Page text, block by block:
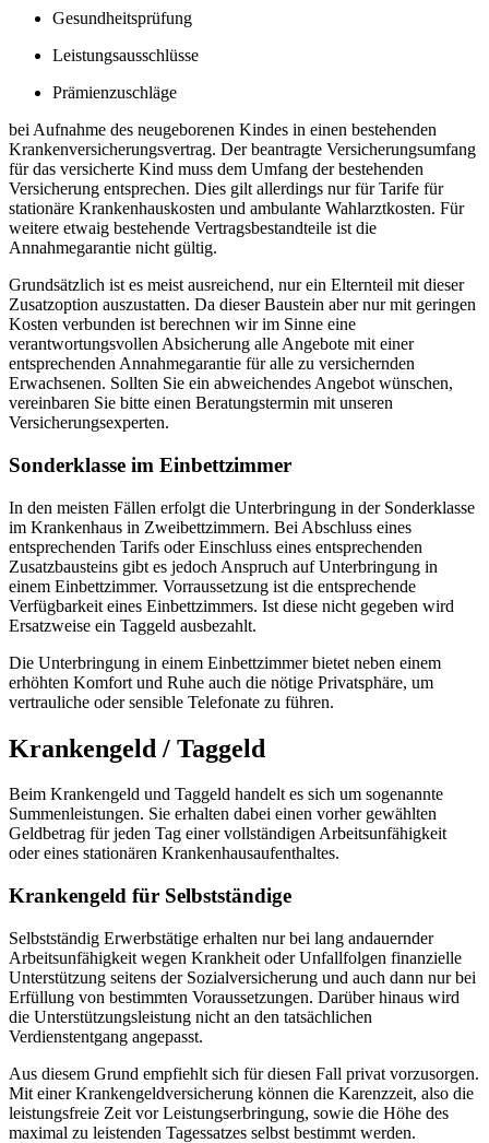
Gesundheitsprüfung
Leistungsausschlüsse
Prämienzuschläge
bei Aufnahme des neugeborenen Kindes in einen bestehenden
Krankenversicherungsvertrag. Der beantragte Versicherungsumfang
für das versicherte Kind muss dem Umfang der bestehenden
Versicherung entsprechen. Dies gilt allerdings nur für Tarife für
stationäre Krankenhauskosten und ambulante Wahlarztkosten. Für
weitere etwaig bestehende Vertragsbestandteile ist die
Annahmegarantie nicht gültig.
Grundsätzlich ist es meist ausreichend, nur ein Elternteil mit dieser
Zusatzoption auszustatten. Da dieser Baustein aber nur mit geringen
Kosten verbunden ist berechnen wir im Sinne eine
verantwortungsvollen Absicherung alle Angebote mit einer
entsprechenden Annahmegarantie für alle zu versichernden
Erwachsenen. Sollten Sie ein abweichendes Angebot wünschen,
vereinbaren Sie bitte einen Beratungstermin mit unseren
Versicherungsexperten.
Sonderklasse im Einbettzimmer
In den meisten Fällen erfolgt die Unterbringung in der Sonderklasse
im Krankenhaus in Zweibettzimmern. Bei Abschluss eines
entsprechenden Tarifs oder Einschluss eines entsprechenden
Zusatzbausteins gibt es jedoch Anspruch auf Unterbringung in
einem Einbettzimmer. Vorraussetzung ist die entsprechende
Verfügbarkeit eines Einbettzimmers. Ist diese nicht gegeben wird
Ersatzweise ein Taggeld ausbezahlt.
Die Unterbringung in einem Einbettzimmer bietet neben einem
erhöhten Komfort und Ruhe auch die nötige Privatsphäre, um
vertrauliche oder sensible Telefonate zu führen.
Krankengeld / Taggeld
Beim Krankengeld und Taggeld handelt es sich um sogenannte
Summenleistungen. Sie erhalten dabei einen vorher gewählten
Geldbetrag für jeden Tag einer vollständigen Arbeitsunfähigkeit
oder eines stationären Krankenhausaufenthaltes.
Krankengeld für Selbstständige
Selbstständig Erwerbstätige erhalten nur bei lang andauernder
Arbeitsunfähigkeit wegen Krankheit oder Unfallfolgen finanzielle
Unterstützung seitens der Sozialversicherung und auch dann nur bei
Erfüllung von bestimmten Voraussetzungen. Darüber hinaus wird
die Unterstützungsleistung nicht an den tatsächlichen
Verdienstentgang angepasst.
Aus diesem Grund empfiehlt sich für diesen Fall privat vorzusorgen.
Mit einer Krankengeldversicherung können die Karenzzeit, also die
leistungsfreie Zeit vor Leistungserbringung, sowie die Höhe des
maximal zu leistenden Tagessatzes selbst bestimmt werden.